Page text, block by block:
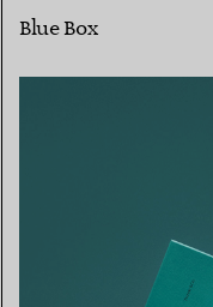
Blue Box